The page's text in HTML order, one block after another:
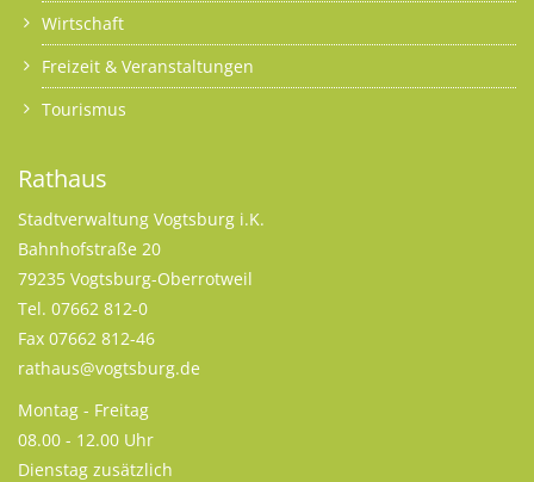
Wirtschaft
Freizeit & Veranstaltungen
Tourismus
Rathaus
Stadtverwaltung Vogtsburg i.K.
Bahnhofstraße 20
79235 Vogtsburg-Oberrotweil
Tel. 07662 812-0
Fax 07662 812-46
rathaus@vogtsburg.de
Montag - Freitag
08.00 - 12.00 Uhr
Dienstag zusätzlich